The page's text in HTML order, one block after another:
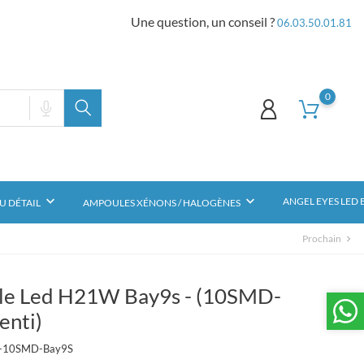
Une question, un conseil ?06.03.50.01.81
0
DÉTAIL keyboard_arrow_down AMPOULES XÉNONS / HALOGÈNES keyboard_arrow_down ANGEL EYES LED
Prochain chevron_right
Led H21W Bay9s - (10SMD-
10SMD-Bay9S